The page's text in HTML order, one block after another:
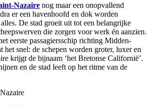
Nazaire nog maar een onopvallend
er een havenhoofd en dok worden
De stad groeit uit tot een belangrijke
die zorgen voor werk én aanzien.
eerste passagiersschip richting Midden-
het snel: de schepen worden groter, luxer en
krijgt de bijnaam ‘het Bretonse Californië’.
en de stad leeft op het ritme van de